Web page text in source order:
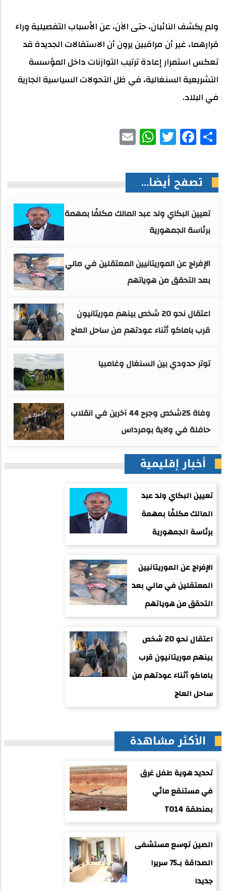
ولم يكشف النائبان، حتى الآن، عن الأسباب التفصيلية وراء
قرارهما، غير أن مراقبين يرون أن الاستقالات الجديدة قد
تعكس استمرار إعادة ترتيب التوازنات داخل المؤسسة
التشريعية السنغالية، في ظل التحولات السياسية الجارية
في البلاد.
Share
Facebook
Twitter
WhatsApp
تصفح أيضا...
تعيين البكاي ولد عبد المالك مكلفًا بمهمة
برئاسة الجمهورية
الإفراج عن الموريتانيين المعتقلين في مالي
بعد التحقق من هوياتهم
اعتقال نحو 20 شخص بينهم موريتانيون
قرب باماكو أثناء عودتهم من ساحل العاج
توتر حدودي بين السنغال وغامبيا
وفاة 25شخص وجرح 44 آخرين في انقلاب
حافلة في ولاية بومرداس
أخبار إقليمية
تعيين البكاي ولد عبد
المالك مكلفًا بمهمة
برئاسة الجمهورية
الإفراج عن الموريتانيين
المعتقلين في مالي بعد
التحقق من هوياتهم
اعتقال نحو 20 شخص
بينهم موريتانيون قرب
باماكو أثناء عودتهم من
ساحل العاج
الأكثر مشاهدة
تحديد هوية طفل غرق
في مستنقع مائي
بمنطقة TO14
الصين توسع مستشفى
الصداقة بـ75 سريرا
جديدا